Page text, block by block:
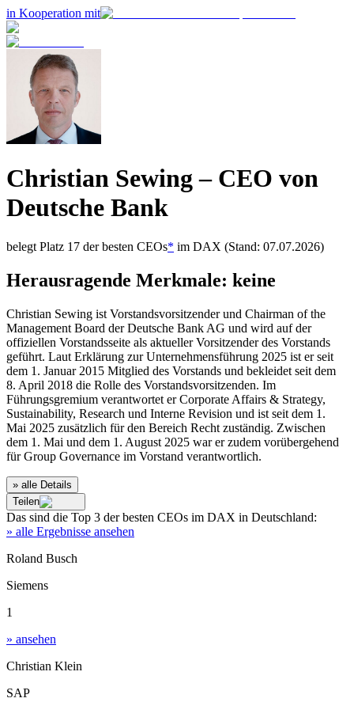
in Kooperation mit
Christian Sewing– CEO von
Deutsche Bank
belegt Platz 17 der besten CEOs* im DAX (Stand: 07.07.2026)
Herausragende Merkmale: keine
Christian Sewing ist Vorstandsvorsitzender und Chairman of the
Management Board der Deutsche Bank AG und wird auf der
offiziellen Vorstandsseite als aktueller Vorsitzender des Vorstands
geführt. Laut Erklärung zur Unternehmensführung 2025 ist er seit
dem 1. Januar 2015 Mitglied des Vorstands und bekleidet seit dem
8. April 2018 die Rolle des Vorstandsvorsitzenden. Im
Führungsgremium verantwortet er Corporate Affairs & Strategy,
Sustainability, Research und Interne Revision und ist seit dem 1.
Mai 2025 zusätzlich für den Bereich Recht zuständig. Zwischen
dem 1. Mai und dem 1. August 2025 war er zudem vorübergehend
für Group Governance im Vorstand verantwortlich.
» alle Details
Teilen
Das sind die Top 3 der besten CEOs im DAX in Deutschland:
» alle Ergebnisse ansehen
Roland Busch
Siemens
1
» ansehen
Christian Klein
SAP